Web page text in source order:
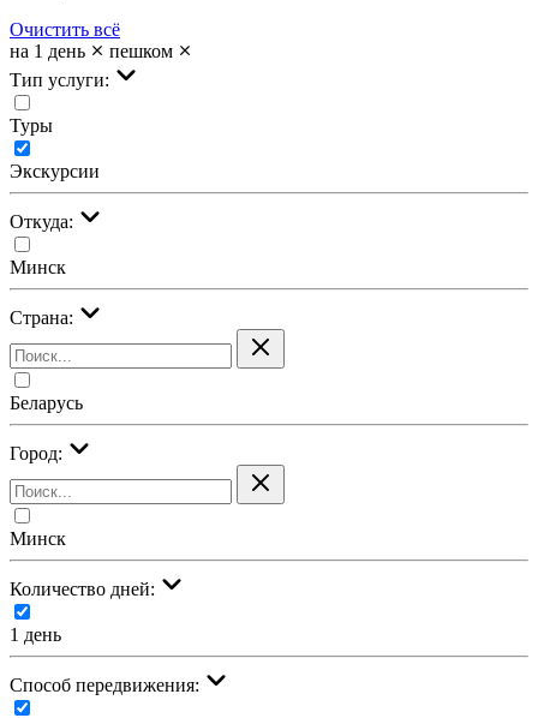
Очистить всё
на 1 день
пешком
Тип услуги:
Туры
Экскурсии
Откуда:
Минск
Страна:
Беларусь
Город:
Минск
Количество дней:
1 день
Cпособ передвижения: